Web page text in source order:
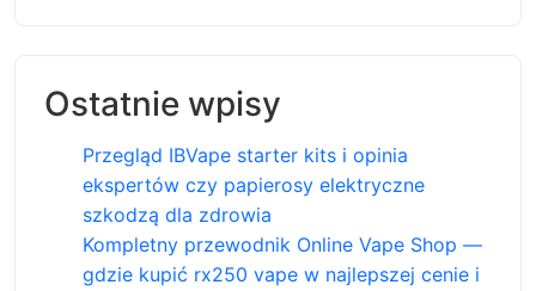
Ostatnie wpisy
Przegląd IBVape starter kits i opinia
ekspertów czy papierosy elektryczne
szkodzą dla zdrowia
Kompletny przewodnik Online Vape Shop —
gdzie kupić rx250 vape w najlepszej cenie i